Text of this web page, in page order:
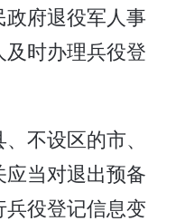
府退役军人事
时办理兵役登
不设区的市、
当对退出预备
役登记信息变